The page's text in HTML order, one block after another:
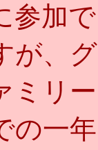
加
が、
ミリ
の一